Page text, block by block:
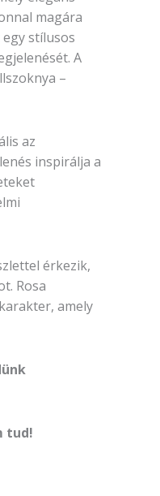
magára
stílusos
A
–
az
inspirálja a
érkezik,
Rosa
amely
tud!